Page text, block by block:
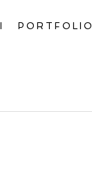
PORTFOLIO